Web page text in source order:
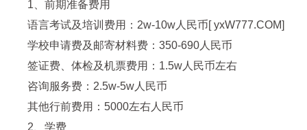
1、前期准备费用
语言考试及培训费用：2w-10w人民币[ yxW777.COM]
学校申请费及邮寄材料费：350-690人民币
签证费、体检及机票费用：1.5w人民币左右
咨询服务费：2.5w-5w人民币
其他行前费用：5000左右人民币
2、学费